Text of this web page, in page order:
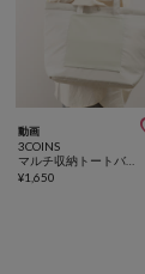
動画
3COINS
¥1,650